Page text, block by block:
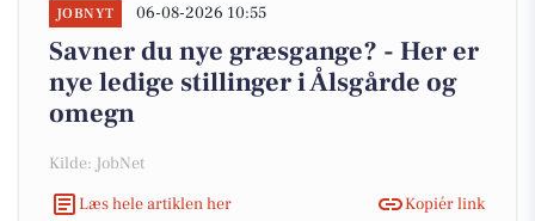
JOBNYT 06-08-2026 10:55
Savner du nye græsgange? - Her er
nye ledige stillinger i Ålsgårde og
omegn
Kilde: JobNet
Læs hele artiklen her
Kopiér link